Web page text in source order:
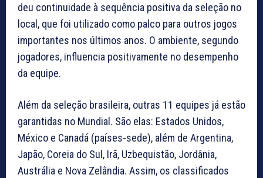
deu continuidade à sequência positiva da seleção no
local, que foi utilizado como palco para outros jogos
importantes nos últimos anos. O ambiente, segundo
jogadores, influencia positivamente no desempenho
da equipe.
Além da seleção brasileira, outras 11 equipes já estão
garantidas no Mundial. São elas: Estados Unidos,
México e Canadá (países-sede), além de Argentina,
Japão, Coreia do Sul, Irã, Uzbequistão, Jordânia,
Austrália e Nova Zelândia. Assim, os classificados